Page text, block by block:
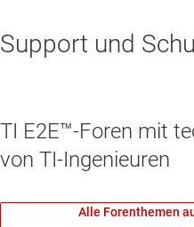
Support und
TI E2E™-Foren mit
von TI-Ingenieuren
Alle Forenthemen